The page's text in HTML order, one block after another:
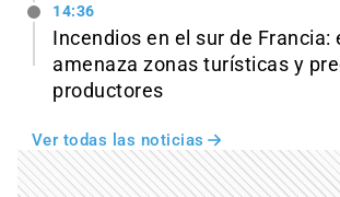
14:36
Incendios en el sur de Francia:
amenaza zonas turísticas y
productores
Ver todas las noticias